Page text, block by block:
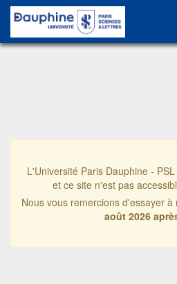
L'Université Paris Dauphine -
et ce site n'est pas
Nous vous remercions d'essayer
août 2026